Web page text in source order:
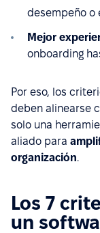
desempeño o
Mejor
onboarding
Por eso, los
deben alinearse
solo una
aliado para
organización.
Los 7
un